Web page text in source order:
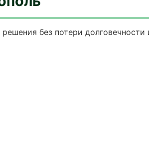
без потери долговечности